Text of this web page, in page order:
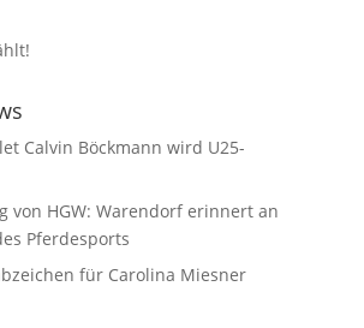
Calvin Böckmann wird U25-
von HGW: Warendorf erinnert an
Pferdesports
für Carolina Miesner